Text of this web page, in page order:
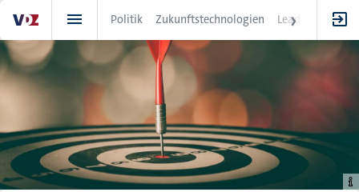
zum
Inhalt
Politik Zukunftstechnologien Leadership